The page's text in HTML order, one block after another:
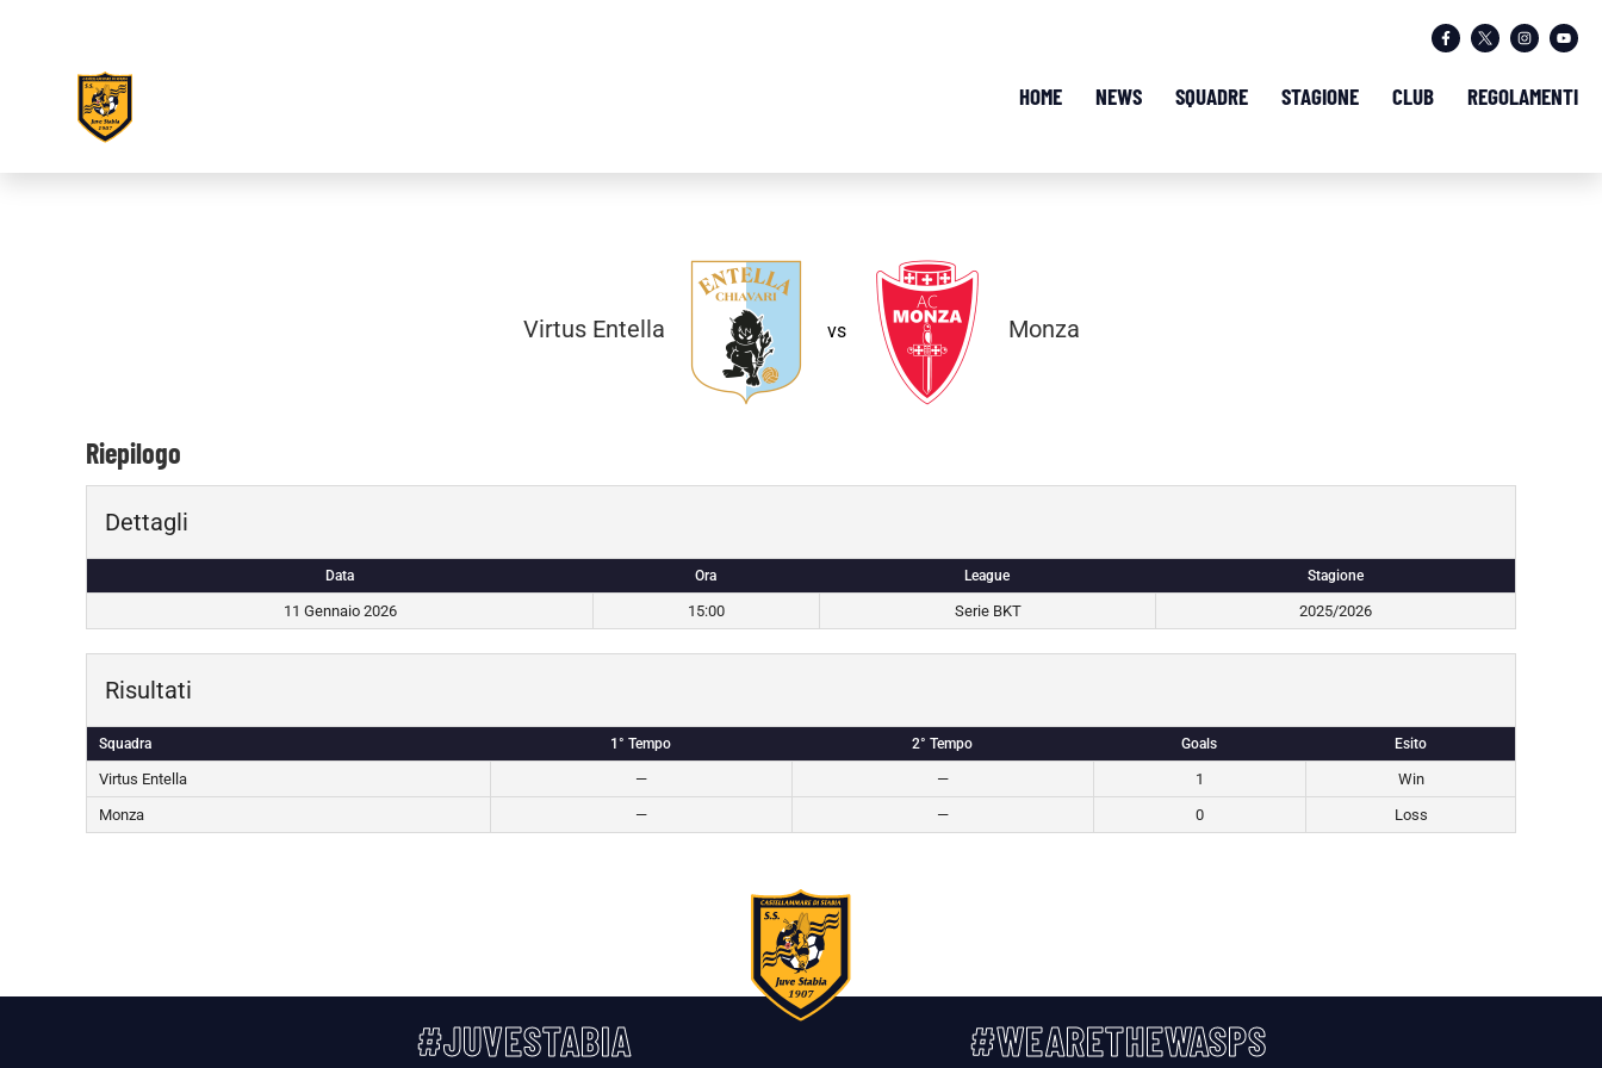
HOME NEWS SQUADRE STAGIONE CLUB REGOLAMENTI
Virtus Entella vs Monza
Riepilogo
Dettagli
Data Ora League Stagione
11 Gennaio 2026 15:00 Serie BKT 2025/2026
Risultati
Squadra 1° Tempo 2° Tempo Goals Esito
Virtus Entella — — 1
Win
Monza
— — 0 Loss
#JUVESTABIA #WEARETHEWASPS